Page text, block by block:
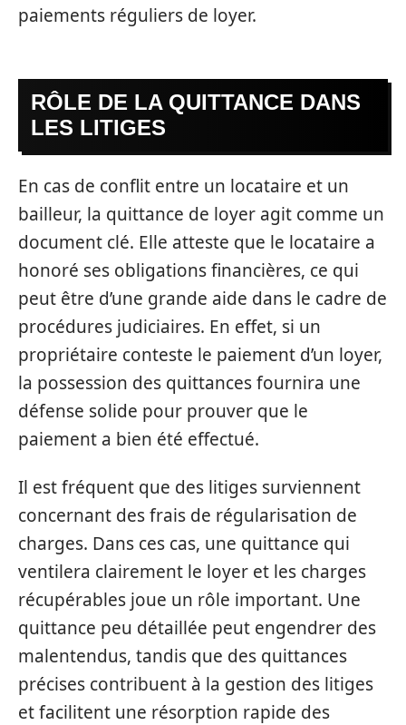
paiements réguliers de loyer.
RÔLE DE LA QUITTANCE DANS
LES LITIGES
En cas de conflit entre un locataire et un
bailleur, la quittance de loyer agit comme un
document clé. Elle atteste que le locataire a
honoré ses obligations financières, ce qui
peut être d’une grande aide dans le cadre de
procédures judiciaires. En effet, si un
propriétaire conteste le paiement d’un loyer,
la possession des quittances fournira une
défense solide pour prouver que le
paiement a bien été effectué.
Il est fréquent que des litiges surviennent
concernant des frais de régularisation de
charges. Dans ces cas, une quittance qui
ventilera clairement le loyer et les charges
récupérables joue un rôle important. Une
quittance peu détaillée peut engendrer des
malentendus, tandis que des quittances
précises contribuent à la gestion des litiges
et facilitent une résorption rapide des